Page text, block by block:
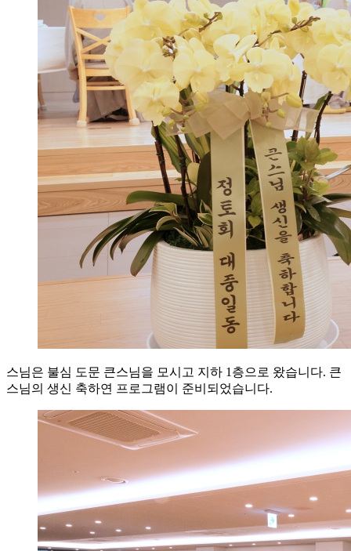
스님은 불심 도문 큰스님을 모시고 지하 1층으로 왔습니다. 큰
스님의 생신 축하연 프로그램이 준비되었습니다.